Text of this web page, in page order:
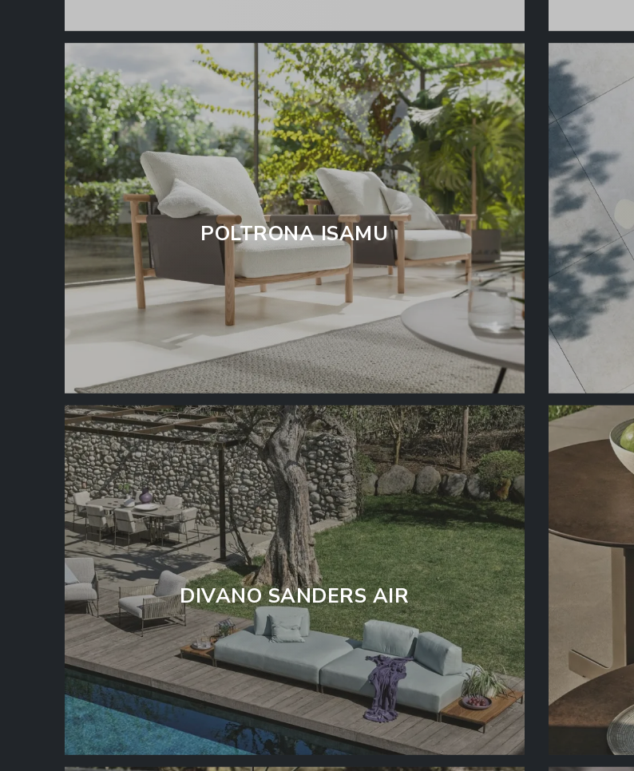
POLTRONA ISAMU
DIVANO SANDERS AIR